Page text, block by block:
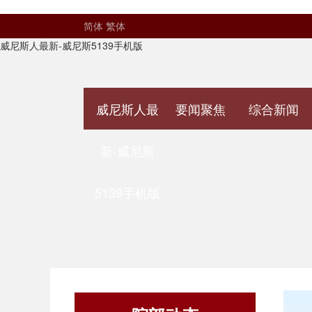
简体 繁体
威尼斯人最新-威尼斯5139手机版
威尼斯人最 要闻聚焦 综合新闻